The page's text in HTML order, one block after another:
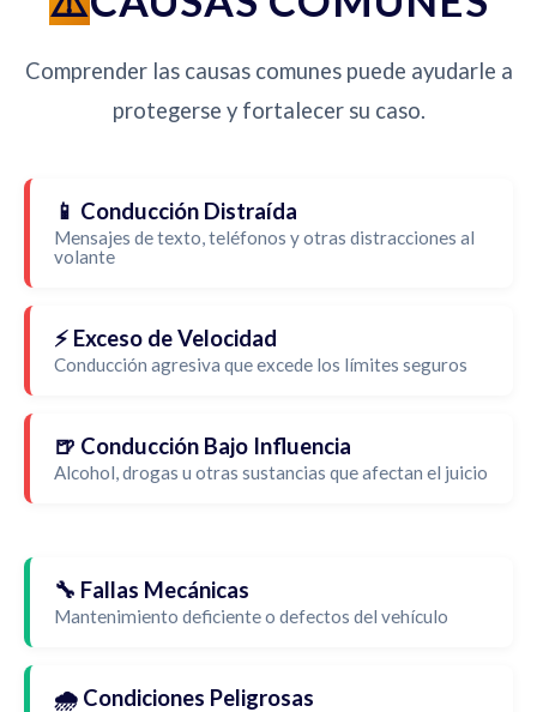
Comprender las causas comunes puede ayudarle a
protegerse y fortalecer su caso.
📱 Conducción Distraída
Mensajes de texto, teléfonos y otras distracciones al
volante
⚡ Exceso de Velocidad
Conducción agresiva que excede los límites seguros
🍺 Conducción Bajo Influencia
Alcohol, drogas u otras sustancias que afectan el juicio
🔧 Fallas Mecánicas
Mantenimiento deficiente o defectos del vehículo
🌧️ Condiciones Peligrosas